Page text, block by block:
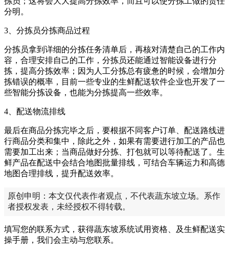
分明。
3 、分拣员分拣商品过程
分拣员拿到详细的分拣任务清单后，再核对清楚自己的工作内
容，合理安排自己的工作，分拣员还能通过智能设备进行分
拣，提高分拣效率；因为人工分拣总有疲惫的时候，会增加分
拣错误的概率，目前一些专业的生鲜配送软件企业也开发了一
些智能分拣设备，也能为分拣提高一些效率。
4 、配送物流排线
最后在商品分拣完毕之后，要根据不同客户订单、配送路线进
行商品分类和集中，除此之外，如果有需要进行加工的产品也
需要加工出来；当商品做好分拣、打包就可以等待配送了。生
鲜产品在配送中会结合地图批量排线，可结合车辆运力和高德
地图合理排线，提升配送效率。
原创申明：本文仅代表作者观点，不代表蔬东坡立场。系作
者授权发表，未经授权不得转载。
填写您的联系方式，获得蔬东坡系统试用资格、及生鲜配送实
操手册，我们会主动与您联系。